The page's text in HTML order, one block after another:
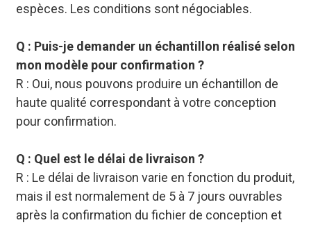
espèces. Les conditions sont négociables.
Q : Puis-je demander un échantillon réalisé selon
mon modèle pour confirmation ?
R : Oui, nous pouvons produire un échantillon de
haute qualité correspondant à votre conception
pour confirmation.
Q : Quel est le délai de livraison ?
R : Le délai de livraison varie en fonction du produit,
mais il est normalement de 5 à 7 jours ouvrables
après la confirmation du fichier de conception et